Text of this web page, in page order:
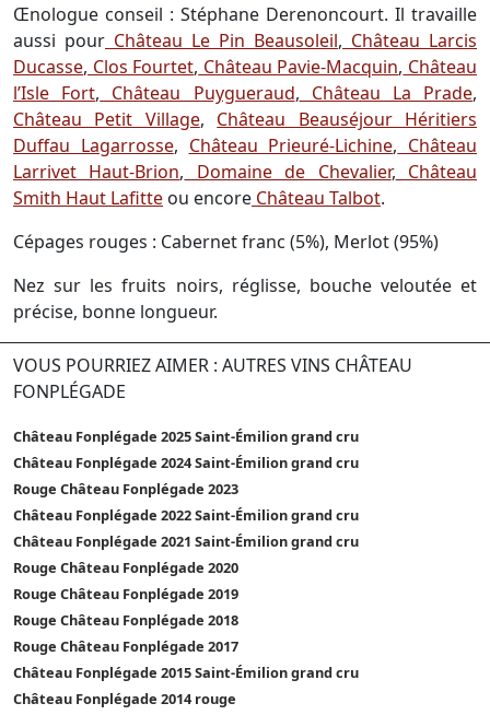
Œnologue conseil : Stéphane Derenoncourt. Il travaille
aussi pour Château Le Pin Beausoleil, Château Larcis
Ducasse, Clos Fourtet, Château Pavie-Macquin, Château
l’Isle Fort, Château Puygueraud, Château La Prade,
Château Petit Village, Château Beauséjour Héritiers
Duffau Lagarrosse, Château Prieuré-Lichine, Château
Larrivet Haut-Brion, Domaine de Chevalier, Château
Smith Haut Lafitte ou encore Château Talbot.
Cépages rouges : Cabernet franc (5%), Merlot (95%)
Nez sur les fruits noirs, réglisse, bouche veloutée et
précise, bonne longueur.
VOUS POURRIEZ AIMER : AUTRES VINS CHÂTEAU
FONPLÉGADE
Château Fonplégade 2025 Saint-Émilion grand cru
Château Fonplégade 2024 Saint-Émilion grand cru
Rouge Château Fonplégade 2023
Château Fonplégade 2022 Saint-Émilion grand cru
Château Fonplégade 2021 Saint-Émilion grand cru
Rouge Château Fonplégade 2020
Rouge Château Fonplégade 2019
Rouge Château Fonplégade 2018
Rouge Château Fonplégade 2017
Château Fonplégade 2015 Saint-Émilion grand cru
Château Fonplégade 2014 rouge